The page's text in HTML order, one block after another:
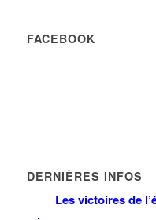
FACEBOOK
DERNIÈRES INFOS
Les victoires de